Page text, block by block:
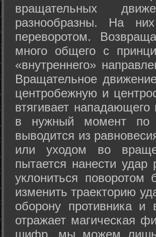
вращательных
разнообразны. На
переворотом.
много общего с
«внутреннего»
Вращательное
центробежную и
втягивает нападающего
в нужный момент по
выводится из
или уходом во
пытается нанести удар
уклониться поворотом
изменить траекторию
оборону противника
отражает магическая
шифр, мы можем лишь